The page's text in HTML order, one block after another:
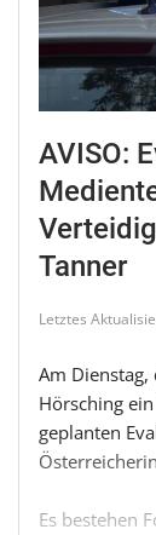
AVISO:
Tanner
Letztes
Am
Hörsching
geplanten
Es bestehen